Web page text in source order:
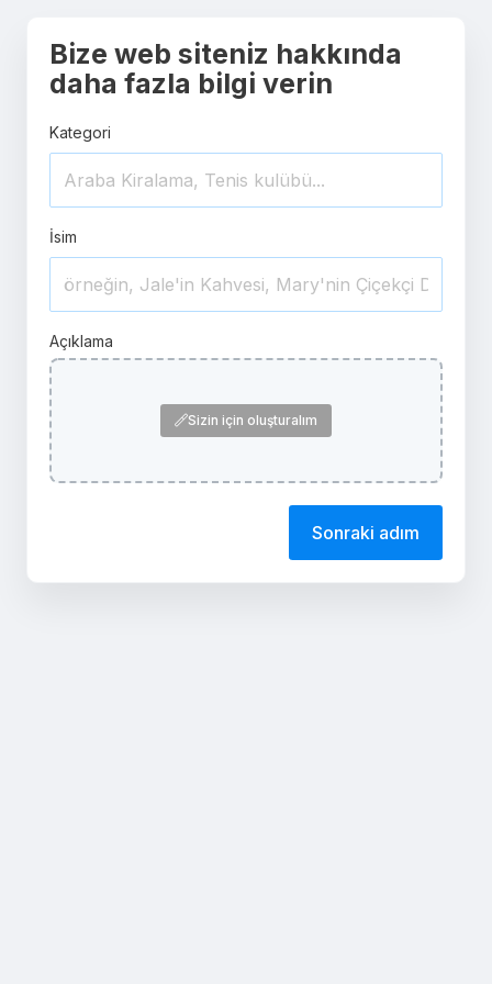
Bize web siteniz hakkında
daha fazla bilgi verin
Kategori
İsim
Açıklama
Sizin için oluşturalım
Sonraki adım